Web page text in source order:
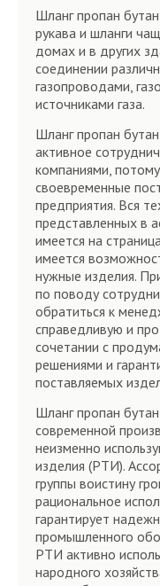
Шланг пропан бутан
рукава и шланги
домах и в других
соединении
газопроводами,
источниками газа.
Шланг пропан
активное
компаниями,
своевременные
предприятия. Вся
представленных в
имеется на
имеется
нужные изделия.
по поводу
обратиться к
справедливую и
сочетании с
решениями и
поставляемых
Шланг пропан
современной
неизменно
изделия (РТИ).
группы воистину
рациональное
гарантирует
промышленного
РТИ активно
народного